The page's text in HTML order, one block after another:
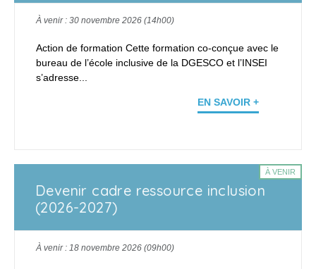
À venir : 30 novembre 2026 (14h00)
Action de formation Cette formation co-conçue avec le
bureau de l’école inclusive de la DGESCO et l’INSEI
s’adresse...
EN SAVOIR +
Devenir cadre ressource inclusion
(2026-2027)
À VENIR
À venir : 18 novembre 2026 (09h00)